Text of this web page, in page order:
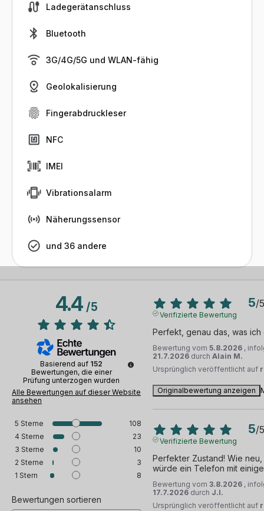
Ladegerätanschluss
Bluetooth
3G/4G/5G und WLAN-fähig
Geolokalisierung
Fingerabdruckleser
NFC
IMEI
Vibrationsalarm
Näherungssensor
und 36 andere
4.4/5
Basierend auf 152
Bewertungen, die einer
Prüfung unterzogen wurden
Alle Bewertungen auf dieser Website
ansehen
5 Sterne
108
4 Sterne
23
3 Sterne
10
2 Sterne
3
1 Stern 8
Bewertungen sortieren
5/5
Verifizierte Bewertung
Perfekt, genau das, was ich
Bewertung vom 5.8.2026 ,
21.7.2026 durch Alain M.
Ursprünglich veröffentlicht auf
Originalbewertung anzeigen
5/5
Verifizierte Bewertung
Perfekter Zustand! Wie
würde ein Telefon mit
Bewertung vom 3.8.2026 ,
17.7.2026 durch J.I.
Ursprünglich veröffentlicht auf